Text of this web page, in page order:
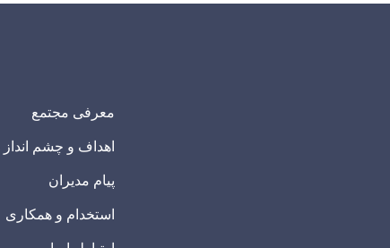
معرفی مجتمع
اهداف و چشم انداز
پیام مدیران
استخدام و همکاری